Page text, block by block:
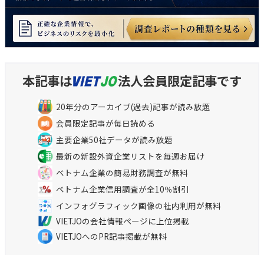
本記事は 法人会員限定記事です
20年分のアーカイブ(過去)記事が読み放題
会員限定記事が毎日読める
主要企業50社データが読み放題
最新の新設外資企業リストを毎週お届け
ベトナム企業の簡易財務調査が無料
ベトナム企業信用調査が全10％割引
インフォグラフィック画像の社内利用が無料
VIETJOの会社情報ページに上位掲載
VIETJOへのPR記事掲載が無料